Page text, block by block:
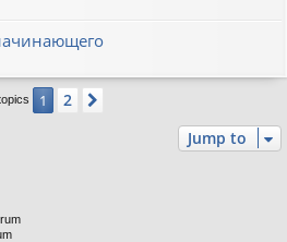
1 2
Jump to